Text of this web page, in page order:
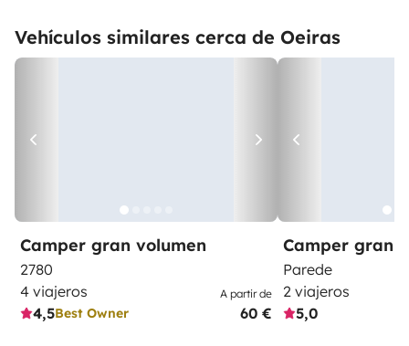
Vehículos similares cerca de Oeiras
Camper gran volumen
2780
4 viajeros
4,5Best Owner
A partir de
60 €
Camper gran
Parede
2 viajeros
5,0